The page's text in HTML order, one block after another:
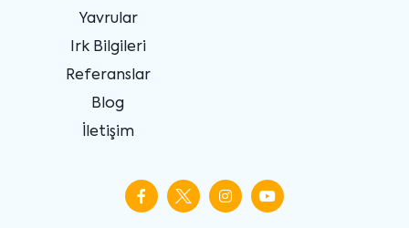
Yavrular
Irk Bilgileri
Referanslar
Blog
İletişim